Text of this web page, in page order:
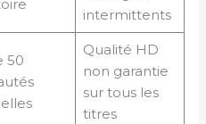
intermittents
50
Qualité HD
non garantie
sur tous les
titres